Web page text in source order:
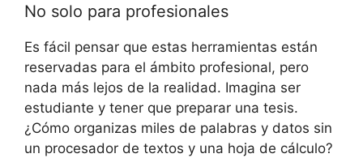
No solo para profesionales
Es fácil pensar que estas herramientas están
reservadas para el ámbito profesional, pero
nada más lejos de la realidad. Imagina ser
estudiante y tener que preparar una tesis.
¿Cómo organizas miles de palabras y datos sin
un procesador de textos y una hoja de cálculo?